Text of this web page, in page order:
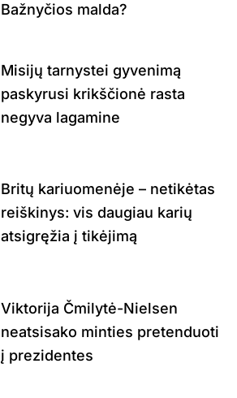
Bažnyčios malda?
Misijų tarnystei gyvenimą
paskyrusi krikščionė rasta
negyva lagamine
Britų kariuomenėje – netikėtas
reiškinys: vis daugiau karių
atsigręžia į tikėjimą
Viktorija Čmilytė-Nielsen
neatsisako minties pretenduoti
į prezidentes